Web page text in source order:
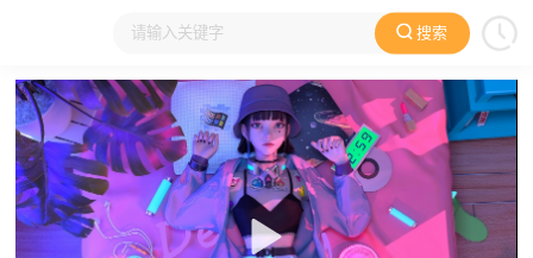
搜索
大家在看 日本动漫 国产动漫 欧美动漫 动漫电影